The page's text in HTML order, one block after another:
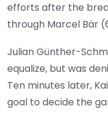
efforts after the
through Marcel Bär
Julian Günther-
equalize, but was
Ten minutes later,
goal to decide the